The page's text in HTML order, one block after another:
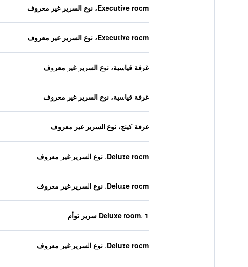
Executive room، نوع السرير غير معروف
Executive room، نوع السرير غير معروف
غرفة قياسية، نوع السرير غير معروف
غرفة قياسية، نوع السرير غير معروف
غرفة كينج، نوع السرير غير معروف
Deluxe room، نوع السرير غير معروف
Deluxe room، نوع السرير غير معروف
Deluxe room، 1 سرير توأم
Deluxe room، نوع السرير غير معروف